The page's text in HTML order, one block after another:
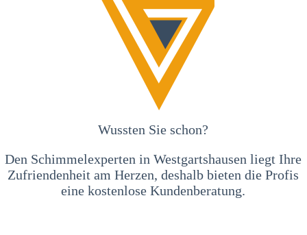
Wussten Sie schon?
Den Schimmelexperten in Westgartshausen liegt Ihre
Zufriendenheit am Herzen, deshalb bieten die Profis
eine kostenlose Kundenberatung.